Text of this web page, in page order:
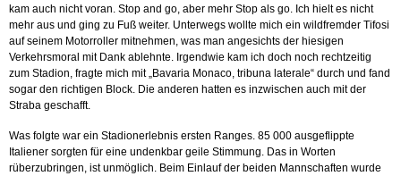
kam auch nicht voran. Stop and go, aber mehr Stop als go. Ich hielt es nicht
mehr aus und ging zu Fuß weiter. Unterwegs wollte mich ein wildfremder Tifosi
auf seinem Motorroller mitnehmen, was man angesichts der hiesigen
Verkehrsmoral mit Dank ablehnte. Irgendwie kam ich doch noch rechtzeitig
zum Stadion, fragte mich mit „Bavaria Monaco, tribuna laterale“ durch und fand
sogar den richtigen Block. Die anderen hatten es inzwischen auch mit der
Straba geschafft.
Was folgte war ein Stadionerlebnis ersten Ranges. 85 000 ausgeflippte
Italiener sorgten für eine undenkbar geile Stimmung. Das in Worten
rüberzubringen, ist unmöglich. Beim Einlauf der beiden Mannschaften wurde